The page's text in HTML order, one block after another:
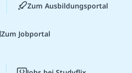
Zum Ausbildungsportal
Zum Jobportal